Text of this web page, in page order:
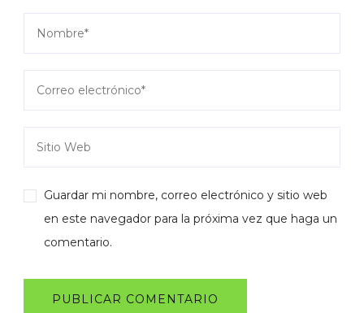
Guardar mi nombre, correo electrónico y sitio web
en este navegador para la próxima vez que haga un
comentario.